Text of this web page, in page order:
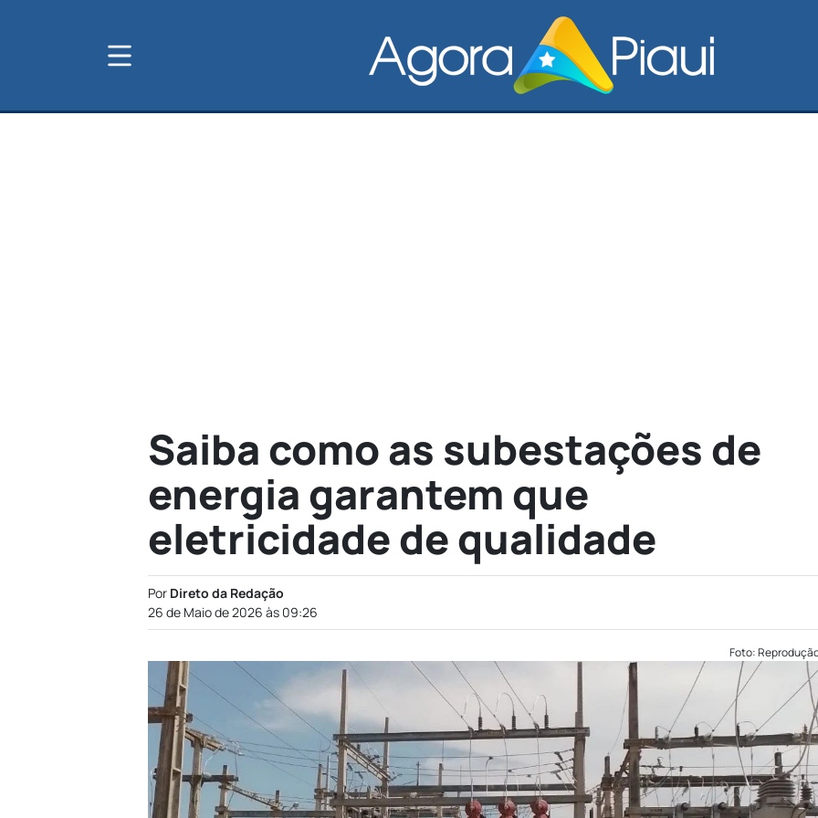
Saiba como as subestações de
energia garantem que
eletricidade de qualidade
Por Direto da Redação
26 de Maio de 2026 às 09:26
Foto: